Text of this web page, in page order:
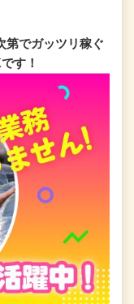
第でガッツリ稼ぐ
す！